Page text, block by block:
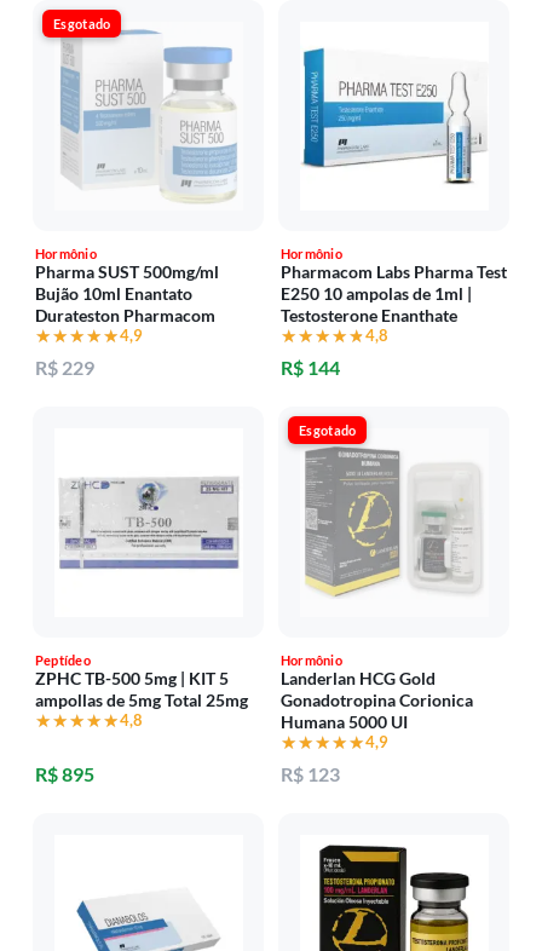
Esgotado
Hormônio
Pharma SUST 500mg/ml
Bujão 10ml Enantato
Durateston Pharmacom
★★★★★
★★★★★4,9
R$ 229
Hormônio
Pharmacom Labs Pharma Test
E250 10 ampolas de 1ml |
Testosterone Enanthate
★★★★★
★★★★★4,8
R$ 144
Peptídeo
ZPHC TB-500 5mg | KIT 5
ampollas de 5mg Total 25mg
★★★★★
★★★★★4,8
R$ 895
Esgotado
Hormônio
Landerlan HCG Gold
Gonadotropina Corionica
Humana 5000 UI
★★★★★
★★★★★4,9
R$ 123